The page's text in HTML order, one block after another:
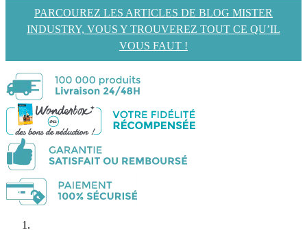
PARCOUREZ LES ARTICLES DE BLOG MISTER
INDUSTRY, VOUS Y TROUVEREZ TOUT CE QU’IL
VOUS FAUT !